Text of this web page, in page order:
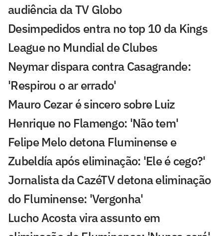
audiência da TV Globo
Desimpedidos entra no top 10 da Kings
League no Mundial de Clubes
Neymar dispara contra Casagrande:
'Respirou o ar errado'
Mauro Cezar é sincero sobre Luiz
Henrique no Flamengo: 'Não tem'
Felipe Melo detona Fluminense e
Zubeldía após eliminação: 'Ele é cego?'
Jornalista da CazéTV detona eliminação
do Fluminense: 'Vergonha'
Lucho Acosta vira assunto em